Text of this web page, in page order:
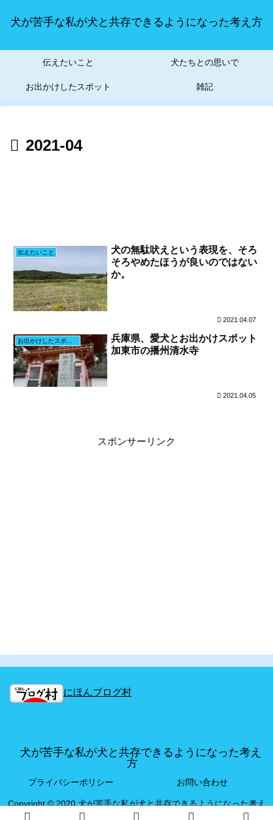
犬が苦手な私が犬と共存できるようになった考え方
伝えたいこと 犬たちとの思いで
お出かけしたスポット 雑記
2021-04
伝えたいこと
犬の無駄吠えという表現を、そろ
そろやめたほうが良いのではない
か。
2021.04.07
お出かけしたスポット
兵庫県、愛犬とお出かけスポット
加東市の播州清水寺
2021.04.05
スポンサーリンク
にほんブログ村
犬が苦手な私が犬と共存できるようになった考え
方
プライバシーポリシー お問い合わせ
Copyright © 2020 犬が苦手な私が犬と共存できるようになった考え